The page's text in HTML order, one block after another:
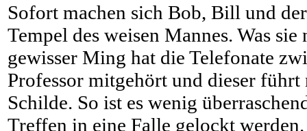
Sofort machen sich Bob, Bill und
Tempel des weisen Mannes. Was
gewisser Ming hat die Telefonate
Professor mitgehört und dieser führt
Schilde. So ist es wenig
Treffen in eine Falle gelockt